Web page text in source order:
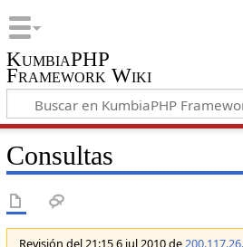
KumbiaPHP
Framework Wiki
Consultas
Revisión del 21:15 6 jul 2010 de